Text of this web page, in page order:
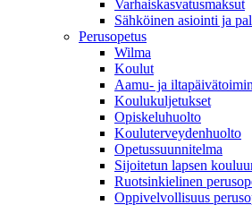
Varhaiskasvatusmaksut
Sähköinen asiointi ja
Perusopetus
Wilma
Koulut
Aamu- ja
Koulukuljetukset
Opiskeluhuolto
Kouluterveydenhuolto
Opetussuunnitelma
Sijoitetun lapsen
Ruotsinkielinen
Oppivelvollisuus